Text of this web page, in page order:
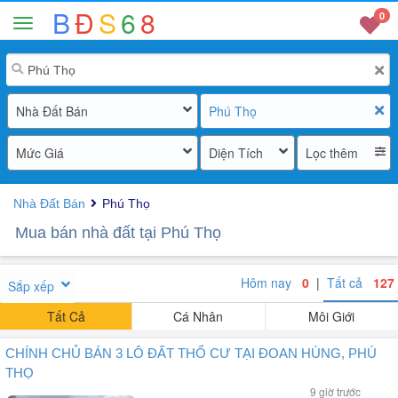
BĐS68 0
Nhà Đất Bán Phú Thọ
Mức Giá Diện Tích Lọc thêm
Nhà Đất Bán Phú Thọ
Mua bán nhà đất tại Phú Thọ
Sắp xếp Hôm nay 0 | Tất cả 127
Tất Cả
Cá Nhân Môi Giới
CHÍNH CHỦ BÁN 3 LÔ ĐẤT THỔ CƯ TẠI ĐOAN HÙNG, PHÚ
THỌ
9 giờ trước